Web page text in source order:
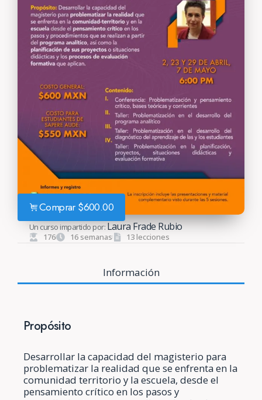
Información
Propósito
Desarrollar la capacidad del magisterio para
problematizar la realidad que se enfrenta en la
comunidad territorio y la escuela, desde el
pensamiento crítico en los pasos y
Comprar $600.00
Un curso impartido por:Laura Frade Rubio
176 16 semanas 13 lecciones